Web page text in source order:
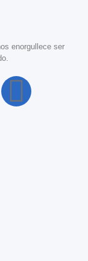
enorgullece ser